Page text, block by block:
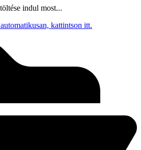
indul most...
kattintson itt.